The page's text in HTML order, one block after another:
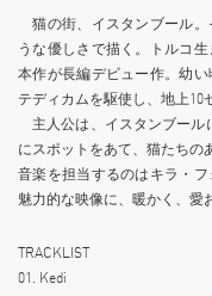
猫の街、イスタンブール。
うな優しさで描く。トルコ
本作が長編デビュー作。幼
テディカムを駆使し、地上10
主人公は、イスタンブール
にスポットをあて、猫たちの
音楽を担当するのはキラ・
魅力的な映像に、暖かく、愛
TRACKLIST
01. Kedi